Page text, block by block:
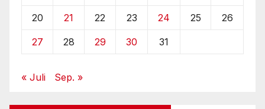
20 21 22 23 24 25 26
27 28 29 30 31
« Juli Sep. »